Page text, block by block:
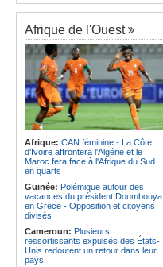
protégées
Congo-Kinshasa:« L'épidémie
d'Ebola ne montre aucun signe de
ralentissement »
Centrafrique:Reprise des
audiences criminelles après
plusieurs mois de retard
Congo-Kinshasa:Où en est le
projet d'échange de prisonniers
entre Kinshasa et l'AFC/M23?
Afrique:Revue de presse de
l'Afrique francophone du 05 août
2026
Centrafrique:Incident au pays -
Les FACA récupèrent des armes
Afrique de l'Ouest
Afrique: CAN féminine - La Côte
d'Ivoire affrontera l'Algérie et le
Maroc fera face à l'Afrique du Sud
en quarts
Guinée: Polémique autour des
vacances du président Doumbouya
en Grèce - Opposition et citoyens
divisés
Cameroun: Plusieurs
ressortissants expulsés des États-
Unis redoutent un retour dans leur
pays